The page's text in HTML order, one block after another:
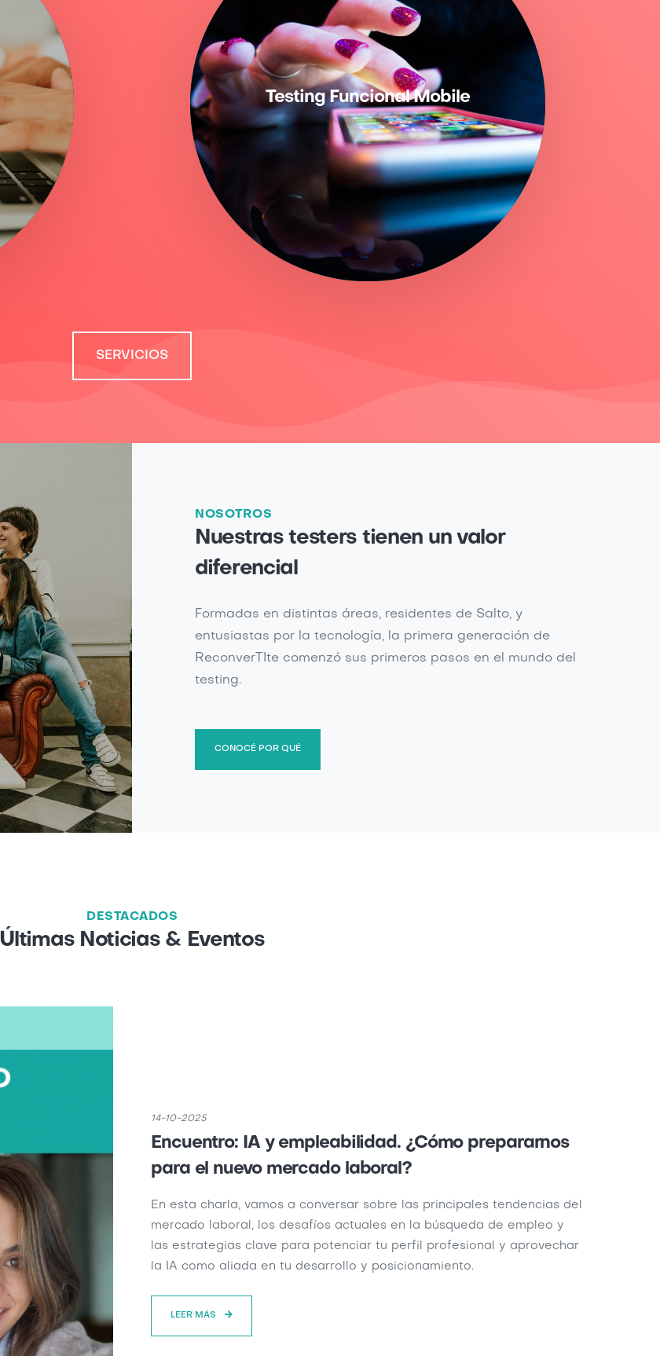
Testing Funcional Mobile
SERVICIOS
NOSOTROS
Nuestras testers tienen un valor
diferencial
Formadas en distintas áreas, residentes de Salto, y
entusiastas por la tecnología, la primera generación de
ReconverTIte comenzó sus primeros pasos en el mundo del
testing.
CONOCÉ POR QUÉ
DESTACADOS
Últimas Noticias & Eventos
14-10-2025
Encuentro: IA y empleabilidad. ¿Cómo prepararnos
para el nuevo mercado laboral?
En esta charla, vamos a conversar sobre las principales tendencias del
mercado laboral, los desafíos actuales en la búsqueda de empleo y
las estrategias clave para potenciar tu perfil profesional y aprovechar
la IA como aliada en tu desarrollo y posicionamiento.
LEER MÁS